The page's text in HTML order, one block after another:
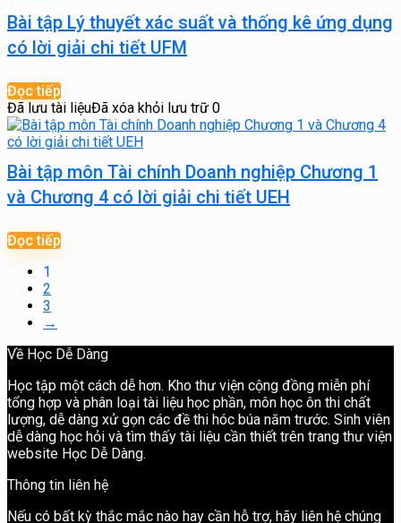
Bài tập Lý thuyết xác suất và thống kê ứng dụng
có lời giải chi tiết UFM
Đọc tiếp
Đã lưu tài liệuĐã xóa khỏi lưu trữ 0
Bài tập môn Tài chính Doanh nghiệp Chương 1
và Chương 4 có lời giải chi tiết UEH
Đọc tiếp
1
2
3
→
Về Học Dễ Dàng
Học tập một cách dễ hơn. Kho thư viện cộng đồng miễn phí
tổng hợp và phân loại tài liệu học phần, môn học ôn thi chất
lượng, dễ dàng xử gọn các đề thi hóc búa năm trước. Sinh viên
dễ dàng học hỏi và tìm thấy tài liệu cần thiết trên trang thư viện
website Học Dễ Dàng.
Thông tin liên hệ
Nếu có bất kỳ thắc mắc nào hay cần hỗ trợ, hãy liên hệ chúng